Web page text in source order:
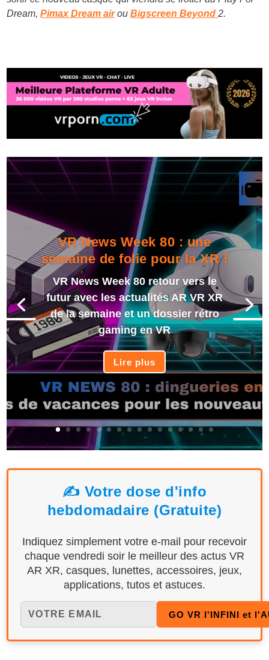
Dream,Pimax Dream airouBigscreen Beyond 2.
VR News Week 80 : une
semaine de folie pour la XR !
VR News Week 80 retour vers le
futur avec les actualités AR VR XR
de la semaine et un dossier rétro
gaming en VR
Lire plus
✍️ Votre dose d'info
hebdomadaire (Gratuite)
Indiquez simplement votre e-mail pour recevoir
chaque vendredi soir le meilleur des actus VR
AR XR, casques, lunettes, accessoires, jeux,
applications, tutos et astuces.